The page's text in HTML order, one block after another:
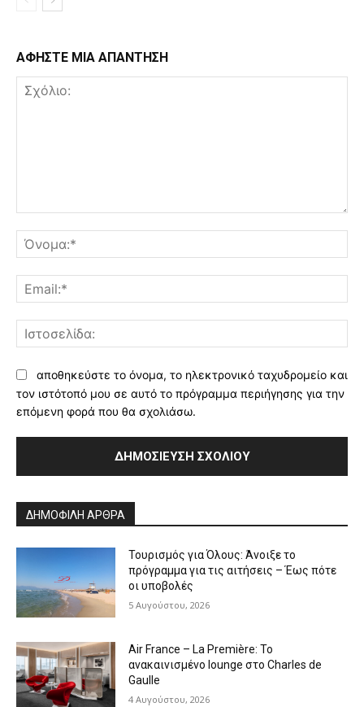
ΑΦΗΣΤΕ ΜΙΑ ΑΠΑΝΤΗΣΗ
αποθηκεύστε το όνομα, το ηλεκτρονικό ταχυδρομείο και
τον ιστότοπό μου σε αυτό το πρόγραμμα περιήγησης για την
επόμενη φορά που θα σχολιάσω.
ΔΗΜΟΦΙΛΗ ΑΡΘΡΑ
Τουρισμός για Όλους: Άνοιξε το
πρόγραμμα για τις αιτήσεις – Έως πότε
οι υποβολές
5 Αυγούστου, 2026
Air France – La Première: Το
ανακαινισμένο lounge στο Charles de
Gaulle
4 Αυγούστου, 2026